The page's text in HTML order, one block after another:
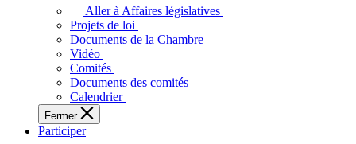
adopte
touchent
des
Ontariennes
et
Aller à Affaires législatives
Projets de loi
Documents de la Chambre
Vidéo
Comités
Documents des comités
Calendrier
Fermer
Participer